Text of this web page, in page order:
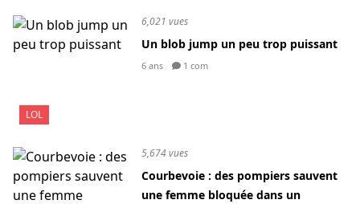
LOL
6,021 vues
Un blob jump un peu trop puissant
6 ans 1 com
5,674 vues
Courbevoie : des pompiers sauvent
une femme bloquée dans un